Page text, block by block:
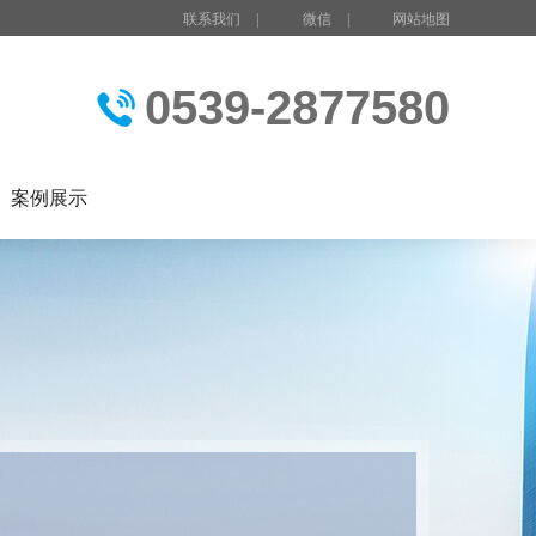
联系我们 | 微信 | 网站地图
0539-2877580
案例展示